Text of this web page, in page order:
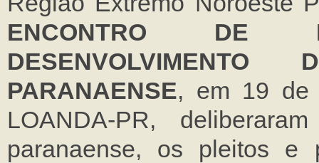
ENCONTRO DE
PARANAENSE, em 19 de
LOANDA-PR,
paranaense, os pleitos e